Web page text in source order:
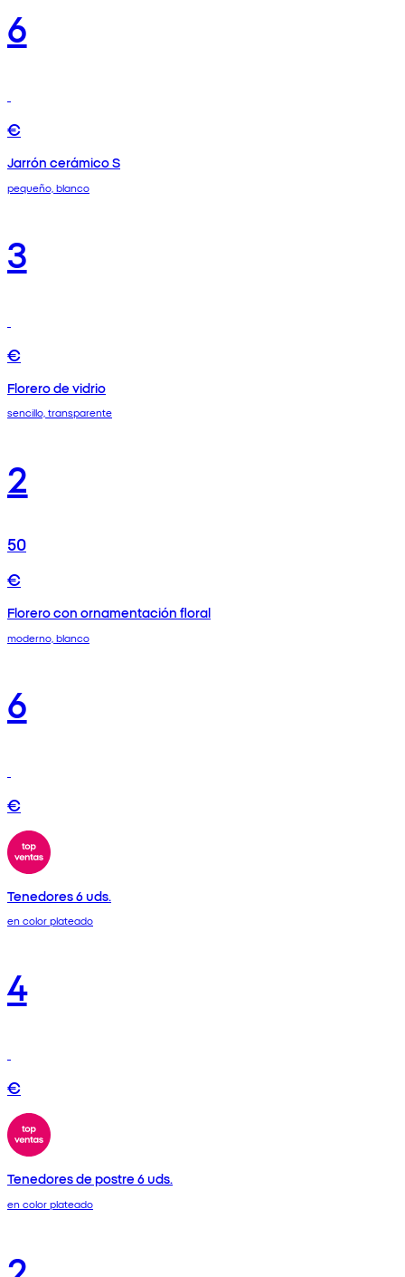
6
€
Jarrón cerámico S
pequeño, blanco
3
€
Florero de vidrio
sencillo, transparente
2
50
€
Florero con ornamentación floral
moderno, blanco
6
€
Tenedores 6 uds.
en color plateado
4
€
Tenedores de postre 6 uds.
en color plateado